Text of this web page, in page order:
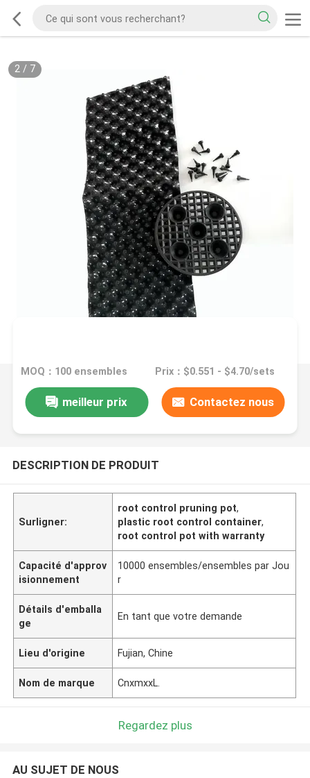
2/ 7
MOQ：100 ensembles Prix：$0.551 - $4.70/sets
meilleur prix Contactez nous
DESCRIPTION DE PRODUIT
Surligner:
root control pruning pot,
plastic root control container,
root control pot with warranty
Capacité d'approv
isionnement
10000 ensembles/ensembles par Jou
r
Détails d'emballa
ge
En tant que votre demande
Lieu d'origine Fujian, Chine
Nom de marque CnxmxxL.
Regardez plus
AU SUJET DE NOUS